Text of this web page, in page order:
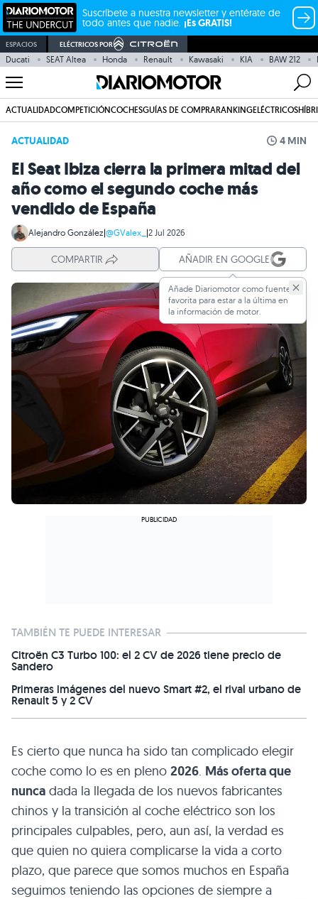
Suscríbete a nuestra newsletter y entérate de
todo antes que nadie. ¡Es GRATIS!
ESPACIOS ELÉCTRICOS POR
Ducati SEAT Altea Honda Renault Kawasaki KIA BAW 212
ACTUALIDADCOMPETICIÓNCOCHESGUÍAS DE COMPRARANKINGELÉCTRICOS
ACTUALIDAD 4 MIN
El Seat Ibiza cierra la primera mitad del
año como el segundo coche más
vendido de España
Alejandro González|@GValex_ |2 Jul 2026
COMPARTIR AÑADIR EN GOOGLE
Añade Diariomotor como fuente
favorita para estar a la última en
la información de motor.
TAMBIÉN TE PUEDE INTERESAR
Citroën C3 Turbo 100: el 2 CV de 2026 tiene precio de
Sandero
Primeras imágenes del nuevo Smart #2, el rival urbano de
Renault 5 y 2 CV
Es cierto que nunca ha sido tan complicado elegir
coche como lo es en pleno 2026. Más oferta que
nunca dada la llegada de los nuevos fabricantes
chinos y la transición al coche eléctrico son los
principales culpables, pero, aun así, la verdad es
que quien no quiera complicarse la vida a corto
plazo, que parece que somos muchos en España
seguimos teniendo las opciones de siempre a